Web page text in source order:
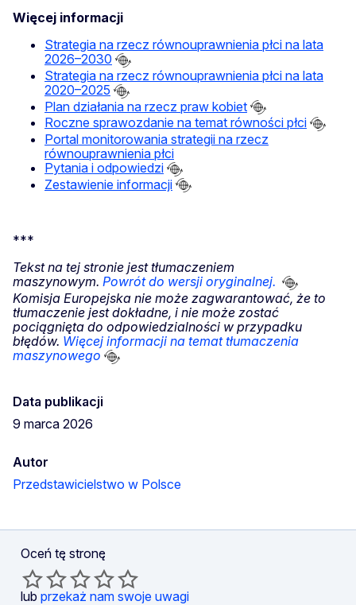
Więcej informacji
Strategia na rzecz równouprawnienia płci na lata
2026–2030
Strategia na rzecz równouprawnienia płci na lata
2020–2025
Plan działania na rzecz praw kobiet
Roczne sprawozdanie na temat równości płci
Portal monitorowania strategii na rzecz
równouprawnienia płci
Pytania i odpowiedzi
Zestawienie informacji
***
Tekst na tej stronie jest tłumaczeniem
maszynowym. Powrót do wersji oryginalnej.
Komisja Europejska nie może zagwarantować, że to
tłumaczenie jest dokładne, i nie może zostać
pociągnięta do odpowiedzialności w przypadku
błędów. Więcej informacji na temat tłumaczenia
maszynowego
Data publikacji
9 marca 2026
Autor
Przedstawicielstwo w Polsce
Oceń tę stronę
lub przekaż nam swoje uwagi